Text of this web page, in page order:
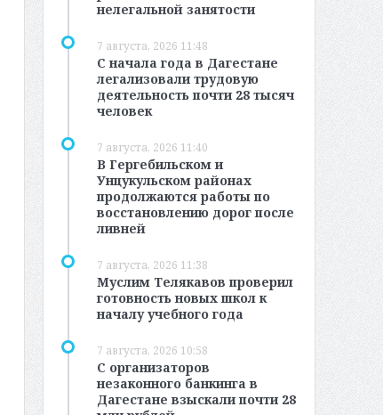
нелегальной занятости
7 августа, 2026 11:48
С начала года в Дагестане
легализовали трудовую
деятельность почти 28 тысяч
человек
7 августа, 2026 11:40
В Гергебильском и
Унцукульском районах
продолжаются работы по
восстановлению дорог после
ливней
7 августа, 2026 11:38
Муслим Телякавов проверил
готовность новых школ к
началу учебного года
7 августа, 2026 10:58
С организаторов
незаконного банкинга в
Дагестане взыскали почти 28